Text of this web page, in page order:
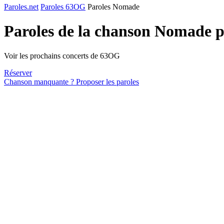
Paroles.net Paroles 63OG Paroles Nomade
Paroles de la chanson Nomade
Voir les prochains concerts de 63OG
Réserver
Chanson manquante ? Proposer les paroles